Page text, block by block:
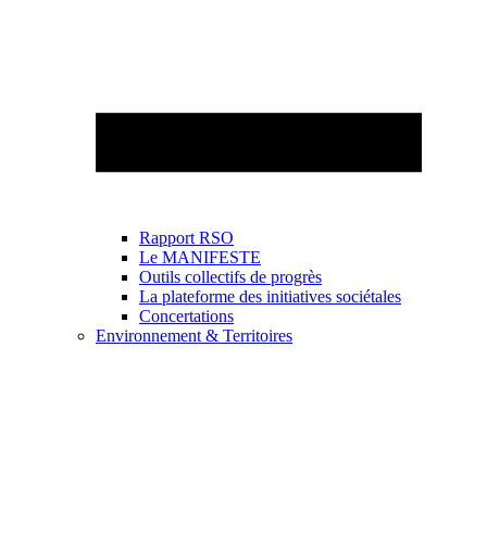
Rapport RSO
Le MANIFESTE
Outils collectifs de progrès
La plateforme des initiatives sociétales
Concertations
Environnement & Territoires